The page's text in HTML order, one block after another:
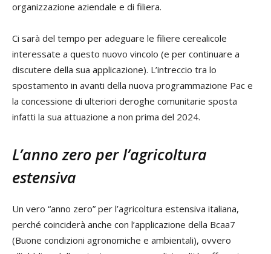
organizzazione aziendale e di filiera.
Ci sarà del tempo per adeguare le filiere cerealicole
interessate a questo nuovo vincolo (e per continuare a
discutere della sua applicazione). L’intreccio tra lo
spostamento in avanti della nuova programmazione Pac e
la concessione di ulteriori deroghe comunitarie sposta
infatti la sua attuazione a non prima del 2024.
L’anno zero per l’agricoltura
estensiva
Un vero “anno zero” per l’agricoltura estensiva italiana,
perché coinciderà anche con l’applicazione della Bcaa7
(Buone condizioni agronomiche e ambientali), ovvero